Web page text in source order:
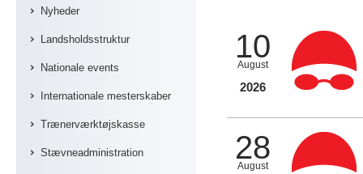
Nyheder
Landsholdsstruktur
Nationale events
Internationale mesterskaber
Trænerværktøjskasse
Stævneadministration
10
August
2026
28
August